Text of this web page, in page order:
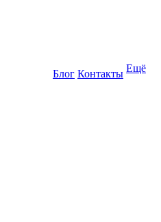
Блог Контакты Ещё